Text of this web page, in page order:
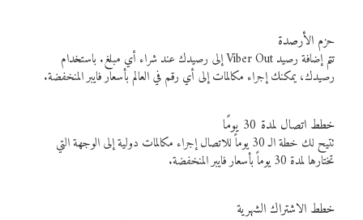
حزم الأرصدة
تتم إضافة رصيد Viber Out إلى رصيدك عند شراء أي مبلغ. باستخدام
رصيدك، يمكنك إجراء مكالمات إلى أي رقم في العالم بأسعار فايبر المنخفضة.
خطط اتصال لمدة 30 يومًا
تتيح لك خطة الـ 30 يوماً للاتصال إجراء مكالمات دولية إلى الوجهة التي
تختارها لمدة 30 يوماً بأسعار فايبر المنخفضة.
خطط الاشتراك الشهرية